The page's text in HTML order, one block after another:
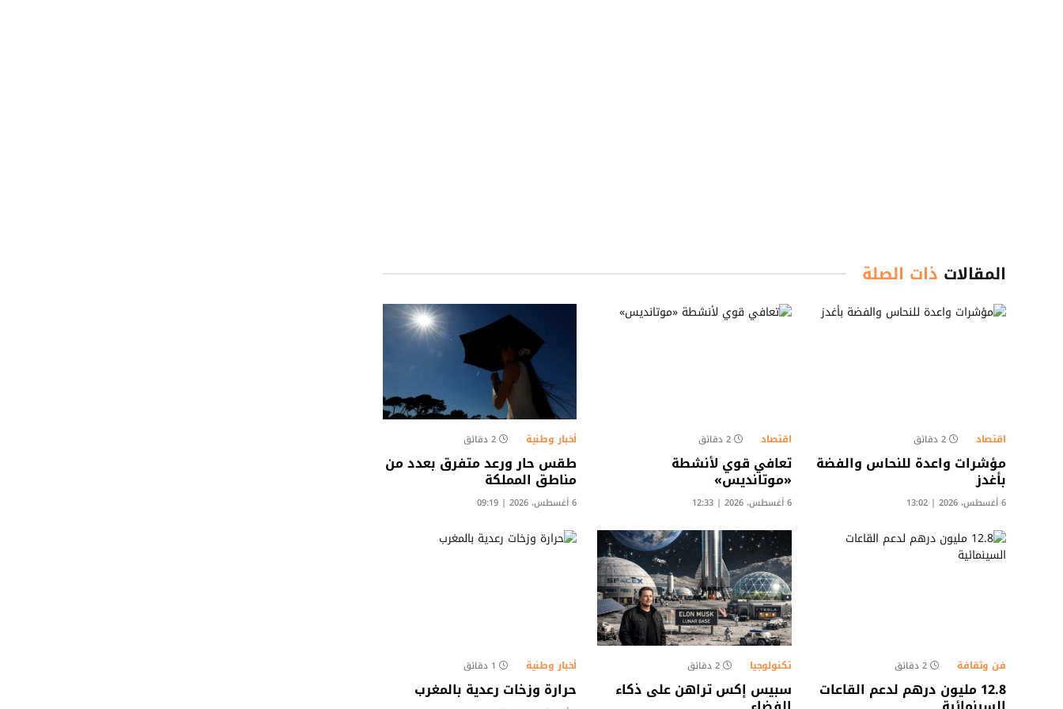
المقالات ذات الصلة
اقتصاد 2 دقائق
مؤشرات واعدة للنحاس والفضة
بأغدز
6 أغسطس، 2026 | 13:02
اقتصاد 2 دقائق
تعافي قوي لأنشطة
«موتانديس»
6 أغسطس، 2026 | 12:33
أخبار وطنية 2 دقائق
طقس حار ورعد متفرق بعدد من
مناطق المملكة
6 أغسطس، 2026 | 09:19
فن وثقافة 2 دقائق
12.8 مليون درهم لدعم القاعات
تكنولوجيا 2 دقائق
سبيس إكس تراهن على ذكاء
أخبار وطنية 1 دقائق
حرارة وزخات رعدية بالمغرب